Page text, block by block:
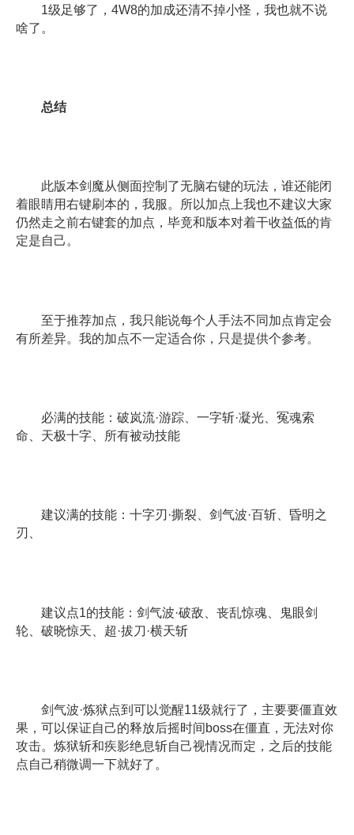
1级足够了，4W8的加成还清不掉小怪，我也就不说
啥了。
总结
此版本剑魔从侧面控制了无脑右键的玩法，谁还能闭
着眼睛用右键刷本的，我服。所以加点上我也不建议大家
仍然走之前右键套的加点，毕竟和版本对着干收益低的肯
定是自己。
至于推荐加点，我只能说每个人手法不同加点肯定会
有所差异。我的加点不一定适合你，只是提供个参考。
必满的技能：破岚流·游踪、一字斩·凝光、冤魂索
命、天极十字、所有被动技能
建议满的技能：十字刃·撕裂、剑气波·百斩、昏明之
刃、
建议点1的技能：剑气波·破敌、丧乱惊魂、鬼眼剑
轮、破晓惊天、超·拔刀·横天斩
剑气波·炼狱点到可以觉醒11级就行了，主要要僵直效
果，可以保证自己的释放后摇时间boss在僵直，无法对你
攻击。炼狱斩和疾影绝息斩自己视情况而定，之后的技能
点自己稍微调一下就好了。